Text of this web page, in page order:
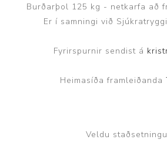
Burðarþol 125 kg - netkarfa að
Er í samningi við
Fyrirspurnir sendist á
Heimasíða framleiðanda
Veldu staðsetningu